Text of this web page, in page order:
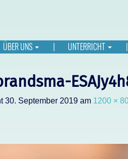
ÜBER UNS UNTERRICHT
30. September 2019 am 1200 ×